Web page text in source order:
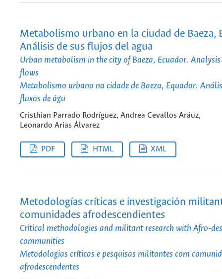
Metabolismo urbano en la ciudad de Baeza,
Análisis de sus flujos del agua
Urban metabolism in the city of Baeza, Ecuador.
flows
Metabolismo urbano na cidade de Baeza, Equador.
fluxos de águ
Cristhian Parrado Rodríguez, Andrea Cevallos Aráuz,
Leonardo Arias Álvarez
PDF HTML XML
Metodologías críticas e investigación
comunidades afrodescendientes
Critical methodologies and militant research with Afro-
communities
Metodologias críticas e pesquisas militantes com
afrodescendentes